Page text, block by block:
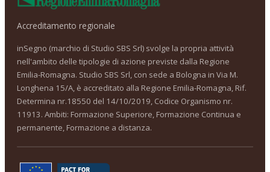
Accreditamento regionale
inSegno (marchio di Studio SBS Srl) svolge la propria attività
nell'ambito delle tipologie di azione previste dalla Regione
Emilia-Romagna. Studio SBS Srl, con sede a Bologna in Via M.
Longhena 15/A, è accreditato alla Regione Emilia-Romagna, Rif.
Determina nr.18550 del 14/10/2019, Codice Organismo nr.
11913. Ambiti: Formazione Superiore, Formazione Continua e
permanente, Formazione a distanza.